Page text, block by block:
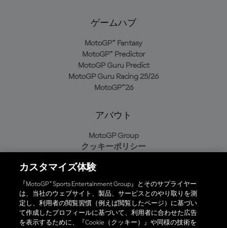
ゲームハブ
MotoGP™ Fantasy
MotoGP™ Predictor
MotoGP Guru Predict
MotoGP Guru Racing 25/26
MotoGP™26
アバウト
MotoGP Group
クッキーポリシー
プライバシーポリシー
購入ポリシー
オフィシャルアプリ
カスタマイズ体験
『MotoGP™ Sports Entertainment Group』とそのサプライヤー
は、当社のウェブサイト、製品、サービスとのやり取りを測
定し、利用者の閲覧習慣（例えば閲覧したページ）に基づい
て作成したプロフィールに基づいて、利用者に合わせた広告
を表示するために、『Cookie（クッキー）』や同様の技術を